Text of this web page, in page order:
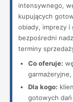
intensywnego,
kupujących
obiady, imprezy i
bezpośredni
terminy
Co oferuje:
Dla kogo:
gotowych